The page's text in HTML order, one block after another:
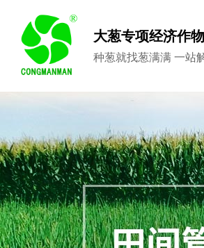
大葱专项经济作
种葱就找葱满满 一站